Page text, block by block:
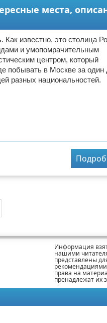
места,
Как известно, это столица
и умопомрачительным
центром, который
побывать в Москве за один
разных национальностей.
Информация
нашими
представлены
права на
пренадлежат их